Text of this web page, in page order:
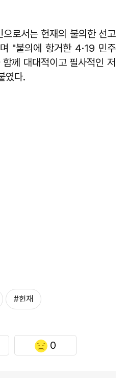
로서는 헌재의 불의한 선고
"불의에 항거한 4·19 민주
께 대대적이고 필사적인 저
였다.
#헌재
0